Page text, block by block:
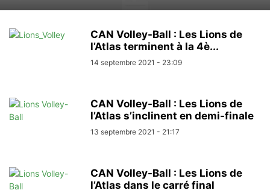
CAN Volley-Ball : Les Lions de
l’Atlas terminent à la 4è...
14 septembre 2021 - 23:09
CAN Volley-Ball : Les Lions de
l’Atlas s’inclinent en demi-finale
13 septembre 2021 - 21:17
CAN Volley-Ball : Les Lions de
l’Atlas dans le carré final